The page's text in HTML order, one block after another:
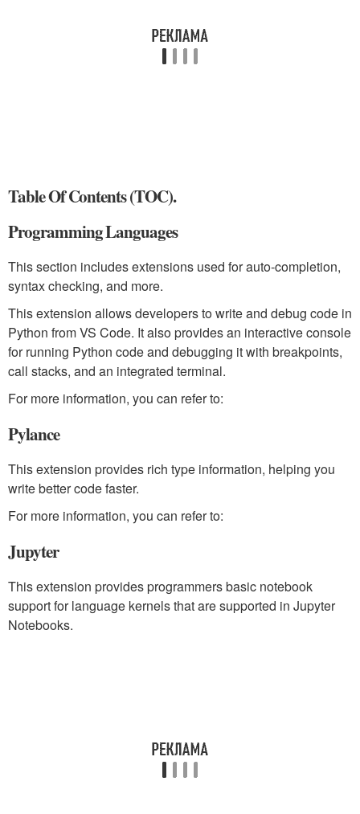
Table Of Contents (TOC).
Programming Languages
This section includes extensions used for auto-completion,
syntax checking, and more.
This extension allows developers to write and debug code in
Python from VS Code. It also provides an interactive console
for running Python code and debugging it with breakpoints,
call stacks, and an integrated terminal.
For more information, you can refer to:
Pylance
This extension provides rich type information, helping you
write better code faster.
For more information, you can refer to:
Jupyter
This extension provides programmers basic notebook
support for language kernels that are supported in Jupyter
Notebooks.